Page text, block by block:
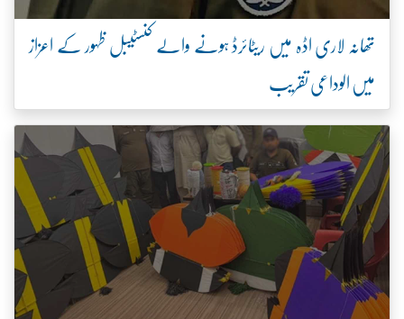
تھانہ لاری اڈہ میں ریٹائرڈ ہونے والے کنسٹیبل ظہور کے اعزاز
میں الوداعی تقریب